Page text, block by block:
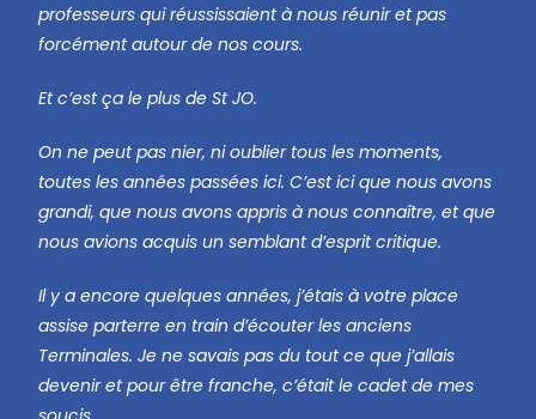
professeurs qui réussissaient à nous réunir et pas
forcément autour de nos cours.
Et c’est ça le plus de St JO.
On ne peut pas nier, ni oublier tous les moments,
toutes les années passées ici. C’est ici que nous avons
grandi, que nous avons appris à nous connaître, et que
nous avions acquis un semblant d’esprit critique.
Il y a encore quelques années, j’étais à votre place
assise parterre en train d’écouter les anciens
Terminales. Je ne savais pas du tout ce que j’allais
devenir et pour être franche, c’était le cadet de mes